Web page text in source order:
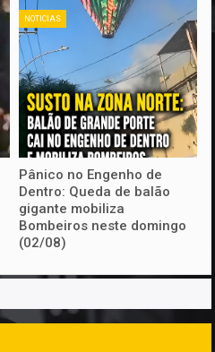
NOTICIAS
Pânico no Engenho de
Dentro: Queda de balão
gigante mobiliza
Bombeiros neste domingo
(02/08)